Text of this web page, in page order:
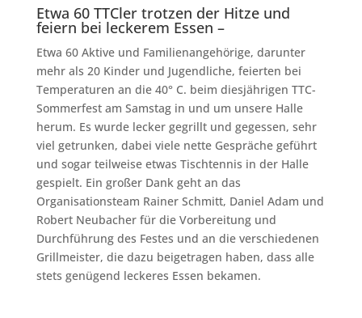
Etwa 60 TTCler trotzen der Hitze und
feiern bei leckerem Essen –
Etwa 60 Aktive und Familienangehörige, darunter
mehr als 20 Kinder und Jugendliche, feierten bei
Temperaturen an die 40° C. beim diesjährigen TTC-
Sommerfest am Samstag in und um unsere Halle
herum. Es wurde lecker gegrillt und gegessen, sehr
viel getrunken, dabei viele nette Gespräche geführt
und sogar teilweise etwas Tischtennis in der Halle
gespielt. Ein großer Dank geht an das
Organisationsteam Rainer Schmitt, Daniel Adam und
Robert Neubacher für die Vorbereitung und
Durchführung des Festes und an die verschiedenen
Grillmeister, die dazu beigetragen haben, dass alle
stets genügend leckeres Essen bekamen.